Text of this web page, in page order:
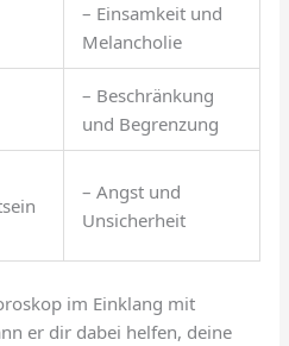
– Einsamkeit und
Melancholie
– Beschränkung
und Begrenzung
– Angst und
Unsicherheit
im Einklang mit
er dir dabei helfen, deine